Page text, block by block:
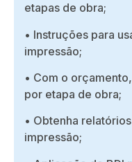
etapas de obra;
• Instruções para
impressão;
• Com o
por etapa de obra;
• Obtenha
impressão;